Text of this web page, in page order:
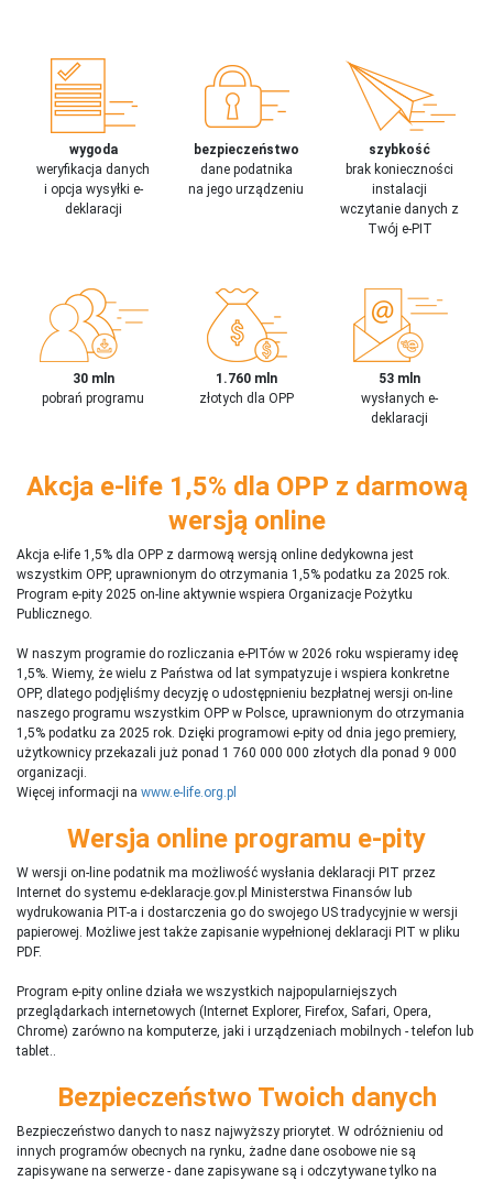
wygoda
weryfikacja danych
i opcja wysyłki e-
deklaracji
bezpieczeństwo
dane podatnika
na jego urządzeniu
szybkość
brak konieczności
instalacji
wczytanie danych z
Twój e-PIT
30 mln
pobrań programu
1.760 mln
złotych dla OPP
53 mln
wysłanych e-
deklaracji
Akcja e-life 1,5% dla OPP z darmową
wersją online
Akcja e-life 1,5% dla OPP z darmową wersją online dedykowna jest
wszystkim OPP, uprawnionym do otrzymania 1,5% podatku za 2025 rok.
Program e-pity 2025 on-line aktywnie wspiera Organizacje Pożytku
Publicznego.
W naszym programie do rozliczania e-PITów w 2026 roku wspieramy ideę
1,5%. Wiemy, że wielu z Państwa od lat sympatyzuje i wspiera konkretne
OPP, dlatego podjęliśmy decyzję o udostępnieniu bezpłatnej wersji on-line
naszego programu wszystkim OPP w Polsce, uprawnionym do otrzymania
1,5% podatku za 2025 rok. Dzięki programowi e-pity od dnia jego premiery,
użytkownicy przekazali już ponad 1 760 000 000 złotych dla ponad 9 000
organizacji.
Więcej informacji na www.e-life.org.pl
Wersja online programu e-pity
W wersji on-line podatnik ma możliwość wysłania deklaracji PIT przez
Internet do systemu e-deklaracje.gov.pl Ministerstwa Finansów lub
wydrukowania PIT-a i dostarczenia go do swojego US tradycyjnie w wersji
papierowej. Możliwe jest także zapisanie wypełnionej deklaracji PIT w pliku
PDF.
Program e-pity online działa we wszystkich najpopularniejszych
przeglądarkach internetowych (Internet Explorer, Firefox, Safari, Opera,
Chrome) zarówno na komputerze, jaki i urządzeniach mobilnych - telefon lub
tablet..
Bezpieczeństwo Twoich danych
Bezpieczeństwo danych to nasz najwyższy priorytet. W odróżnieniu od
innych programów obecnych na rynku, żadne dane osobowe nie są
zapisywane na serwerze - dane zapisywane są i odczytywane tylko na